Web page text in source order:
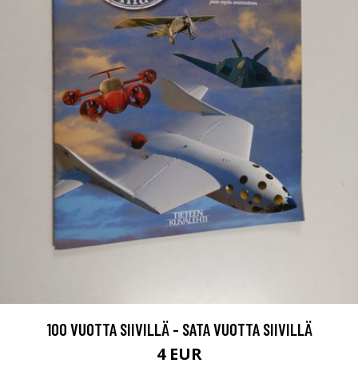
100 VUOTTA SIIVILLÄ - SATA VUOTTA SIIVILLÄ
4 EUR